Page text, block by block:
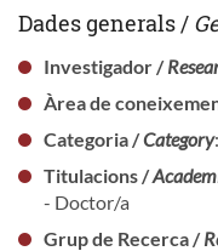
Dades generals /
Investigador /
Àrea de
Categoria /Category
Titulacions /
- Doctor/a
Grup de Recerca /